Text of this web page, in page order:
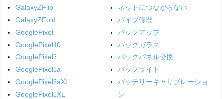
GalaxyZFlip
GalaxyZFold
GooglePixel
GooglePixel10
GooglePixel3
GooglePixel3a
GooglePixel3aXL
GooglePixel3XL
ネットにつながらない
バイブ修理
バックアップ
バックガラス
バックパネル交換
バックライト
バッテリーキャリブレーショ
ン